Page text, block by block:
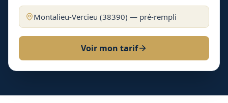
Montalieu-Vercieu (38390) — pré-rempli
Voir mon tarif